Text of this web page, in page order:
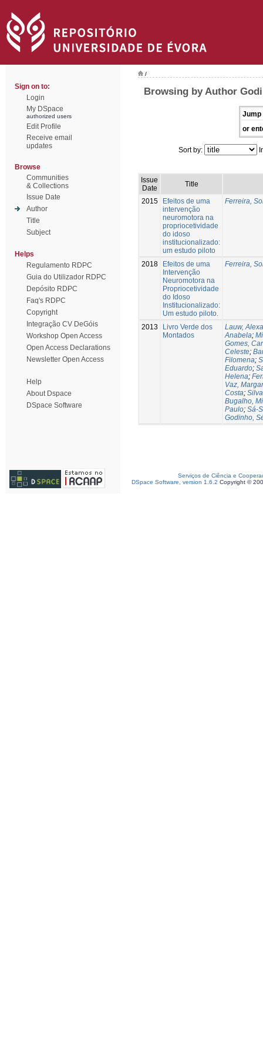
Sign on to:
Login
My DSpace
authorized users
Edit Profile
Receive email
updates
Browse
Communities
& Collections
Issue Date
Author
Title
Subject
Helps
Regulamento RDPC
Guia do Utilizador RDPC
Depósito RDPC
Faq's RDPC
Copyright
Integração CV DeGóis
Workshop Open Access
Open Access Declarations
Newsletter Open Access
Help
About Dspace
DSpace Software
/
Browsing by Author
Jump
or
Sort by:
Issue
Date
Title
2015
Efeitos de uma
intervenção
neuromotora na
propriocetividade
do idoso
institucionalizado:
um estudo piloto
Ferreira,
2018
Efeitos de uma
Intervenção
Neuromotora na
Propriocetividade
do Idoso
Institucionalizado:
Um estudo piloto.
Ferreira,
2013
Livro Verde dos
Montados
Lauw,
Anabela;
Gomes,
Celeste;
Filomena;
Eduardo;
Helena;
Vaz,
Costa;
Bugalho,
Paulo; Sá-
Godinho,
Serviços de Ciência e
DSpace Software, version 1.6.2 Copyright ©